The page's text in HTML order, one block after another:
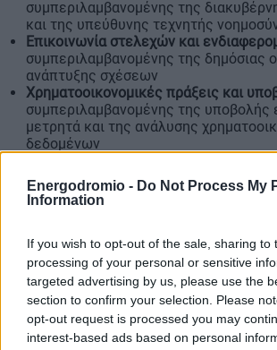
Energodromio - Do Not Process My
Information
If you wish to opt-out of the sale, sharing to
processing of your personal or sensitive
targeted advertising by us, please use the
section to confirm your selection. Please
opt-out request is processed you may
interest-based ads based on personal
συμπεριλαμβανομένης της
και της υπεύθυνης τεχνητής
Επικοινωνία στελεχών και
συμπεριλαμβανομένης της δημόσιας
ανάπτυξης σχέσεων
Χρηματοοικονομικές πράξεις και
συμπεριλαμβανομένης της υποβολής
μετρητά και της ανάλυσης
δεδομένων
συμπεριλαμβανομένης της
ομάδων και της ανάπτυξης ταλέντων
και της στρατηγικής προώθησης
Διαχείριση συμμόρφωσης με τους
συμπεριλαμβανομένης της
πολιτικές και της παρακολούθησης
Η λίστα είναιένας συνδυασμός